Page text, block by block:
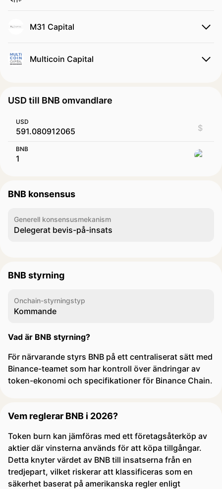
M31 Capital
Multicoin Capital
USD till BNB omvandlare
USD
$
BNB
BNB konsensus
Generell konsensusmekanism
Delegerat bevis-på-insats
BNB styrning
Onchain-styrningstyp
Kommande
Vad är BNB styrning?
För närvarande styrs BNB på ett centraliserat sätt med
Binance-teamet som har kontroll över ändringar av
token-ekonomi och specifikationer för Binance Chain.
Vem reglerar BNB i 2026?
Token burn kan jämföras med ett företagsåterköp av
aktier där vinsterna används för att köpa tillgångar.
Detta knyter värdet av BNB till insatserna från en
tredjepart, vilket riskerar att klassificeras som en
säkerhet baserat på amerikanska regler enligt